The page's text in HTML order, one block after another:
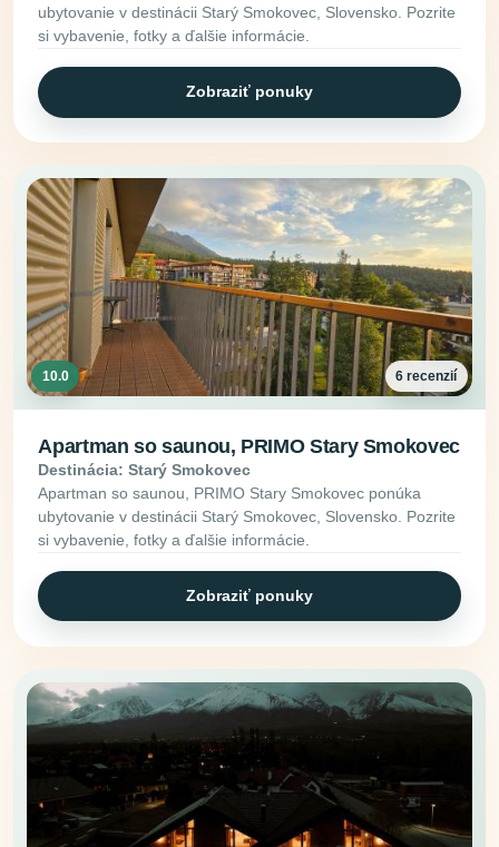
ubytovanie v destinácii Starý Smokovec, Slovensko. Pozrite
si vybavenie, fotky a ďalšie informácie.
Zobraziť ponuky
10.0 6 recenzií
Apartman so saunou, PRIMO Stary Smokovec
Destinácia: Starý Smokovec
Apartman so saunou, PRIMO Stary Smokovec ponúka
ubytovanie v destinácii Starý Smokovec, Slovensko. Pozrite
si vybavenie, fotky a ďalšie informácie.
Zobraziť ponuky